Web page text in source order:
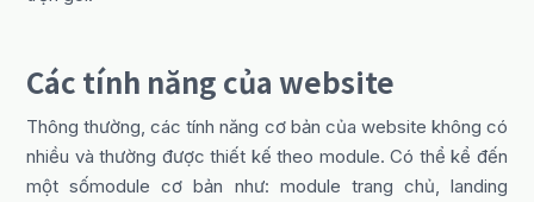
Các tính năng của website
Thông thường, các tính năng cơ bản của website không có
nhiều và thường được thiết kế theo module. Có thể kể đến
một sốmodule cơ bản như: module trang chủ, landing